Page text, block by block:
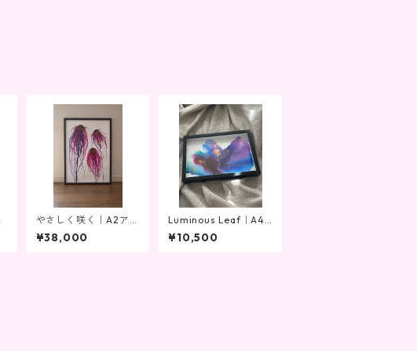
やさしく咲く｜A2アル
コールインクアート原
画 ｜抽象画 フレーム
¥38,000
Luminous Leaf｜A4
アルコールインクアー
ト原画｜抽象画・イン
¥10,500